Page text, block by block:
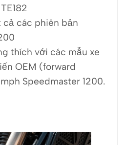
cả các phiên bản
thích với các mẫu xe
OEM (forward
Speedmaster 1200.